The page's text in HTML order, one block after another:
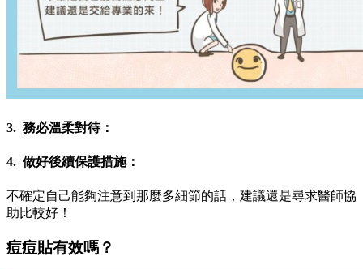
3. 務必溫柔對待：
4. 做好後續保護措施：
不確定自己能夠注意到那麼多細節的話，建議還是尋求醫師協
助比較好！
痘痘貼有效嗎？